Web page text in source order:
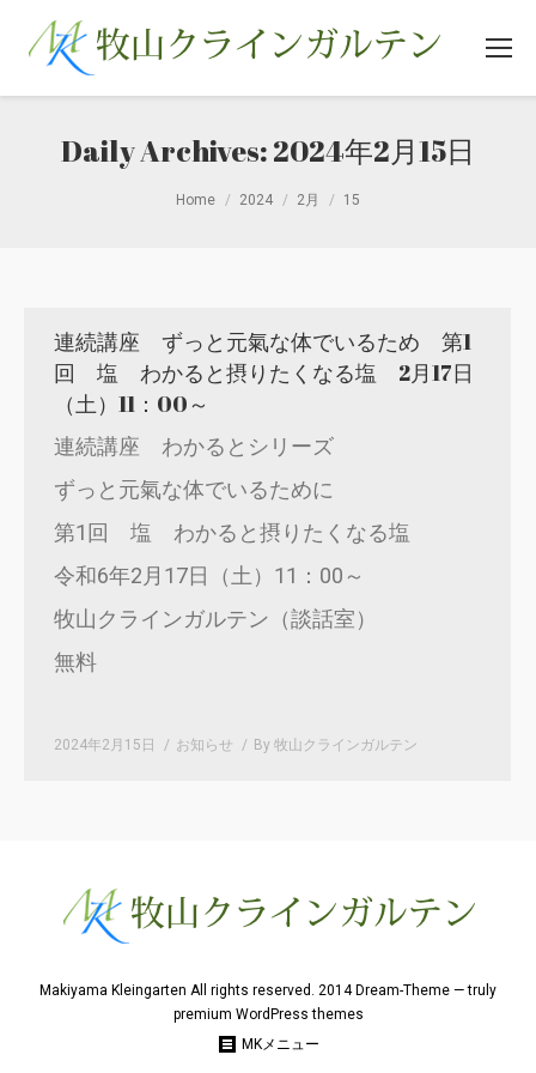
Daily Archives:2024年2月15日
Home 2024 2月 15
連続講座 ずっと元氣な体でいるため 第1
回 塩 わかると摂りたくなる塩 2月17日
（土）11：00～
連続講座 わかるとシリーズ
ずっと元氣な体でいるために
第1回 塩 わかると摂りたくなる塩
令和6年2月17日（土）11：00～
牧山クラインガルテン（談話室）
無料
2024年2月15日 お知らせ By 牧山クラインガルテン
Makiyama Kleingarten All rights reserved. 2014 Dream-Theme — truly
premium WordPress themes
MKメニュー